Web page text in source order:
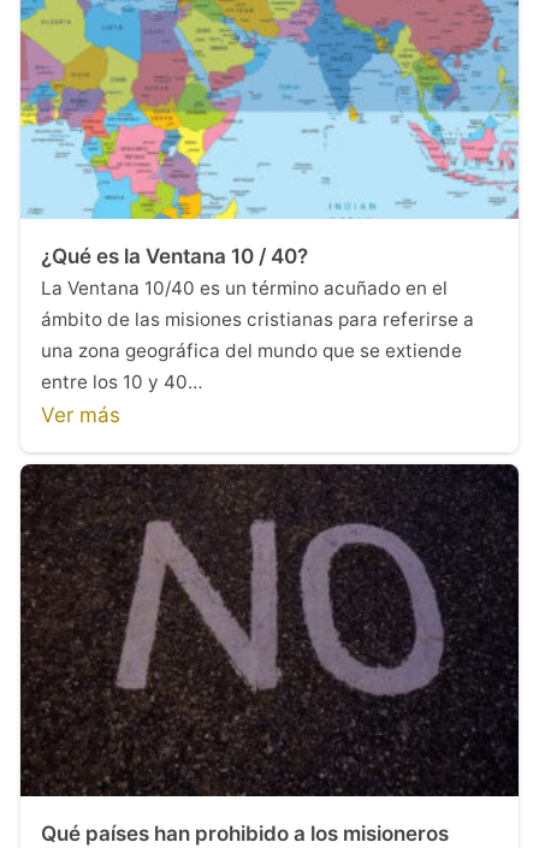
¿Qué es la Ventana 10 / 40?
La Ventana 10/40 es un término acuñado en el
ámbito de las misiones cristianas para referirse a
una zona geográfica del mundo que se extiende
entre los 10 y 40…
Ver más
Qué países han prohibido a los misioneros